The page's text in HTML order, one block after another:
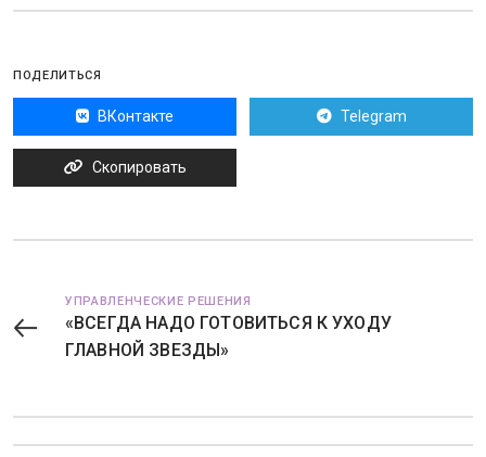
ПОДЕЛИТЬСЯ
ВКонтакте Telegram
Скопировать
УПРАВЛЕНЧЕСКИЕ РЕШЕНИЯ
«ВСЕГДА НАДО ГОТОВИТЬСЯ К УХОДУ
ГЛАВНОЙ ЗВЕЗДЫ»